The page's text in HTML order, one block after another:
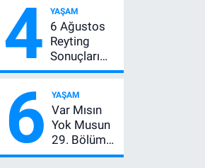
Etkiler? Çok
Basit
Anlatımla
Rehber
4 YAŞAM
6 Ağustos
Reyting
Sonuçları
Açıklandı!
Değiştirdi:
Muhtemel
Aşk,
MasterChef'i
Geride
6 YAŞAM
Var Mısın
Yok Musun
29. Bölüm
Ne Zaman?